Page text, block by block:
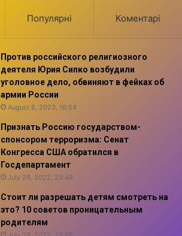
Популярні Коментарі
Против российского религиозного
деятеля Юрия Сипко возбудили
уголовное дело, обвиняют в фейках об
армии России
August 8, 2023, 16:54
Признать Россию государством-
спонсором терроризма: Сенат
Конгресса США обратился в
Госдепартамент
July 29, 2022, 23:49
Стоит ли разрешать детям смотреть на
это? 10 советов проницательным
родителям